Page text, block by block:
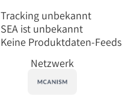
Tracking unbekannt
SEA ist unbekannt
Keine Produktdaten-Feeds
Netzwerk